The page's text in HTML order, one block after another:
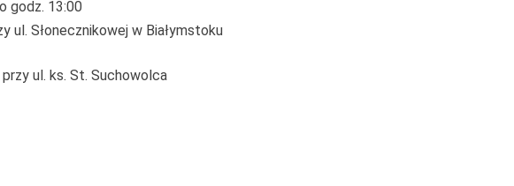
godz. 13:00
ul. Słonecznikowej w Białymstoku
ul. ks. St. Suchowolca